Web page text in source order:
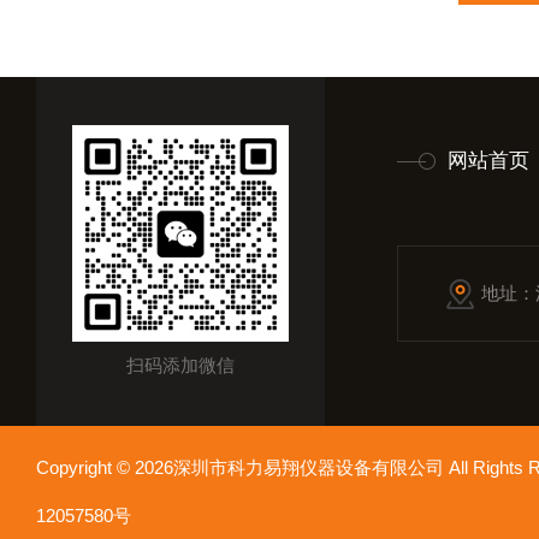
扫码添加微信
网站首页
地址
Copyright © 2026深圳市科力易翔仪器设备有限公司 All
12057580号